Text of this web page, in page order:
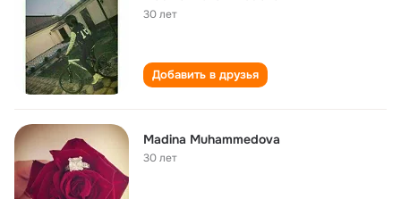
30 лет
Добавить в друзья
Madina Muhammedova
30 лет